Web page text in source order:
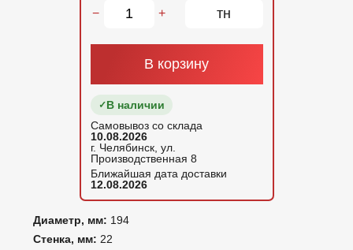
Диаметр, мм: 194
Стенка, мм: 22
− + тн
В корзину
В наличии
Самовывоз со склада
10.08.2026
г. Челябинск, ул.
Производственная 8
Ближайшая дата доставки
12.08.2026